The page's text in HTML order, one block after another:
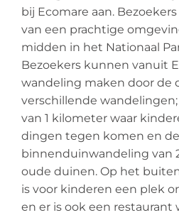
bij Ecomare aan.
van een prachtige
midden in het Nationaal
Bezoekers kunnen vanuit
wandeling maken door de
verschillende
van 1 kilometer waar
dingen tegen komen en de
binnenduinwandeling van
oude duinen. Op het
is voor kinderen een plek
en er is ook een restaurant